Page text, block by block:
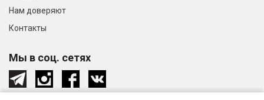
Нам доверяют
Контакты
Мы в соц. сетях